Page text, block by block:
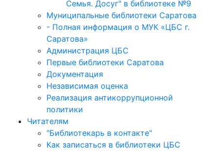
Семья. Досуг" в библиотеке №9
Муниципальные библиотеки Саратова
- Полная информация о МУК «ЦБС г.
Саратова»
Администрация ЦБС
Первые библиотеки Саратова
Документация
Независимая оценка
Реализация антикоррупционной
политики
Читателям
"Библиотекарь в контакте"
Как записаться в библиотеки ЦБС